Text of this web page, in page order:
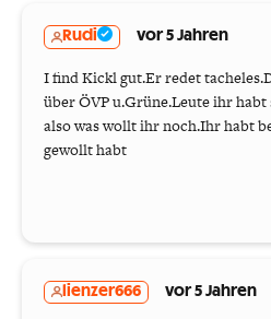
Rudi vor 5 Jahren
I find Kickl gut.Er redet
über ÖVP u.Grüne.Leute ihr
also was wollt ihr noch.Ihr habt
gewollt habt
lienzer666 vor 5 Jahren